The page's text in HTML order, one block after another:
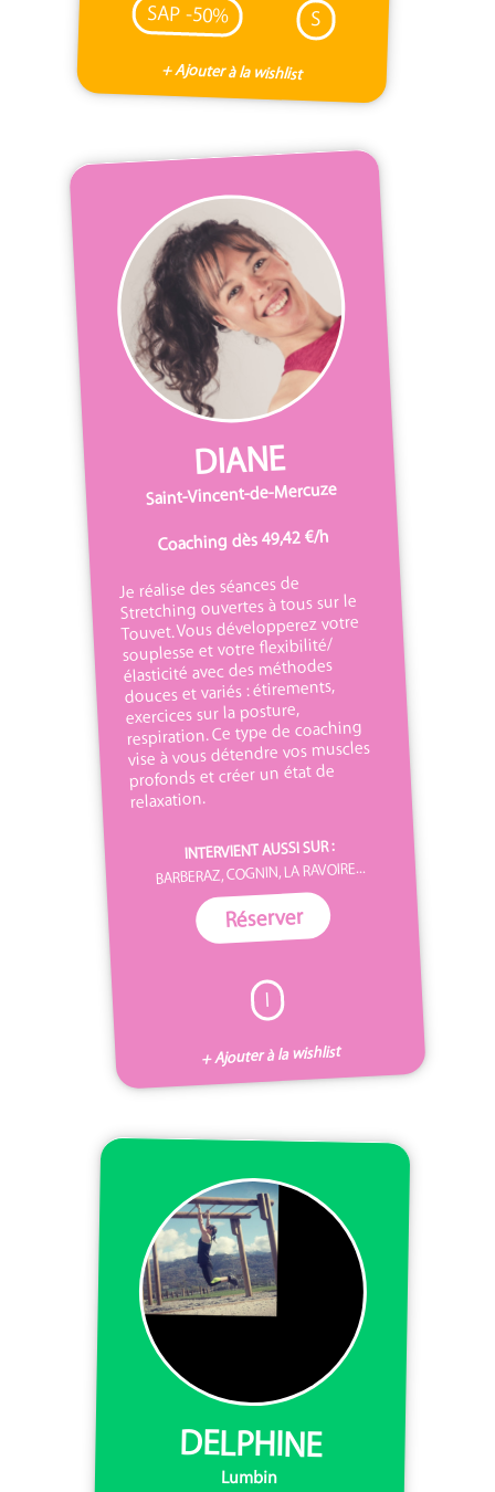
SAP -50% S
+ Ajouter à la wishlist
DIANE
Saint-Vincent-de-Mercuze
Coaching dès 49,42 €/h
Je réalise des séances de
Stretching ouvertes à tous sur le
Touvet. Vous développerez votre
souplesse et votre flexibilité/
élasticité avec des méthodes
douces et variés : étirements,
exercices sur la posture,
respiration. Ce type de coaching
vise à vous détendre vos muscles
profonds et créer un état de
relaxation.
INTERVIENT AUSSI SUR :
BARBERAZ, COGNIN, LA RAVOIRE...
Réserver
I
+ Ajouter à la wishlist
DELPHINE
Lumbin